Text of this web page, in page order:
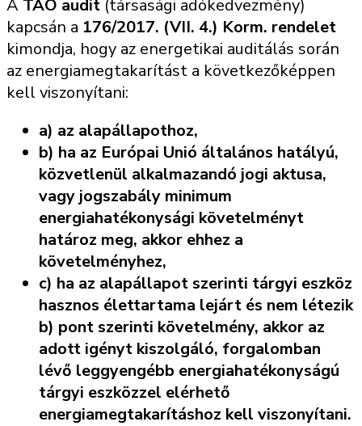
A TAO audit (társasági adókedvezmény)
kapcsán a 176/2017. (VII. 4.) Korm. rendelet
kimondja, hogy az energetikai auditálás során
az energiamegtakarítást a következőképpen
kell viszonyítani:
a) az alapállapothoz,
b) ha az Európai Unió általános hatályú,
közvetlenül alkalmazandó jogi aktusa,
vagy jogszabály minimum
energiahatékonysági követelményt
határoz meg, akkor ehhez a
követelményhez,
c) ha az alapállapot szerinti tárgyi eszköz
hasznos élettartama lejárt és nem létezik
b) pont szerinti követelmény, akkor az
adott igényt kiszolgáló, forgalomban
lévő leggyengébb energiahatékonyságú
tárgyi eszközzel elérhető
energiamegtakarításhoz kell viszonyítani.